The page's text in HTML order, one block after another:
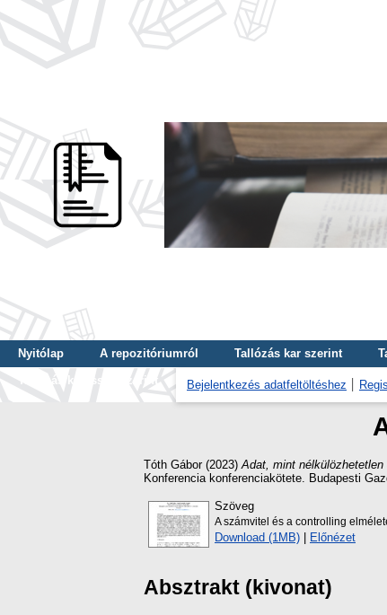
Nyitólap A repozitóriumról Tallózás kar szerint
Tallózás kulcsszó szerint
Bejelentkezés adatfeltöltéshez
Tóth Gábor(2023) Adat, mint nélkülözhetetlen
Konferencia konferenciakötete. Budapesti
Szöveg
A számvitel és a controlling
Download (1MB) | Előnézet
Absztrakt (kivonat)